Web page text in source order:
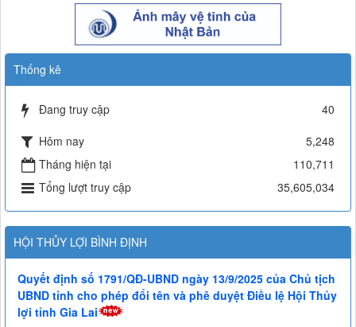
Thống kê
Đang truy cập
40
Hôm nay
5,248
Tháng hiện tại
110,711
Tổng lượt truy cập
35,605,034
HỘI THỦY LỢI BÌNH ĐỊNH
Quyết định số 1791/QĐ-UBND ngày 13/9/2025 của Chủ tịch
UBND tỉnh cho phép đổi tên và phê duyệt Điều lệ Hội Thủy
lợi tỉnh Gia Lai